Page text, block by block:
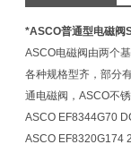
*ASCO普通型电磁阀
ASCO电磁阀由两个
各种规格型齐，部分
通电磁阀，ASCO不
ASCO EF8344G70
ASCO EF8320G174